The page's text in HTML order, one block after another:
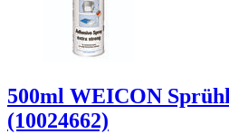
500ml WEICON
(10024662)